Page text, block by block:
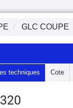
GLC COUPE
techniques Cote